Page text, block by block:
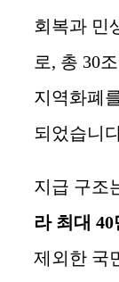
회복과 민
로, 총 30
지역화폐
되었습니
지급 구조
라 최대 40
제외한 국